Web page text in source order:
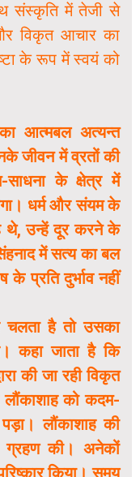
संस्कृति में तेजी से
विकृत आचार का
के रूप में स्वयं को
आत्मबल अत्यन्त
जीवन में व्रतों की
साधना के क्षेत्र में
धर्म और संयम के
थे, उन्हें दूर करने के
में सत्य का बल
के प्रति दुर्भाव नहीं
है तो उसका
कहा जाता है कि
की जा रही विकृत
लौंकाशाह को कदम-
लौंकाशाह की
ग्रहण की। अनेकों